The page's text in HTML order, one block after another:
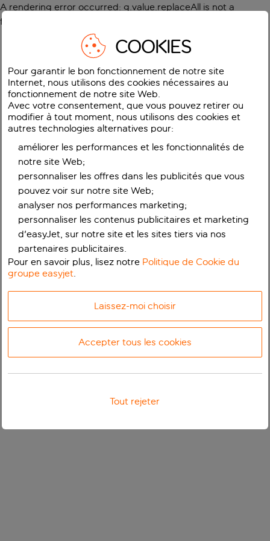
A rendering error occurred: g.value.replaceAll is not a
function
COOKIES
Pour garantir le bon fonctionnement de notre site
Internet, nous utilisons des cookies nécessaires au
fonctionnement de notre site Web.
Avec votre consentement, que vous pouvez retirer ou
modifier à tout moment, nous utilisons des cookies et
autres technologies alternatives pour:
améliorer les performances et les fonctionnalités de
notre site Web;
personnaliser les offres dans les publicités que vous
pouvez voir sur notre site Web;
analyser nos performances marketing;
personnaliser les contenus publicitaires et marketing
d'easyJet, sur notre site et les sites tiers via nos
partenaires publicitaires.
Pour en savoir plus, lisez notre Politique de Cookie du
groupe easyjet.
Laissez-moi choisir
Accepter tous les cookies
Tout rejeter